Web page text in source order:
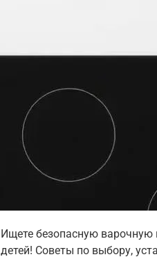
Ищете безопасную варочную
детей! Советы по выбору,